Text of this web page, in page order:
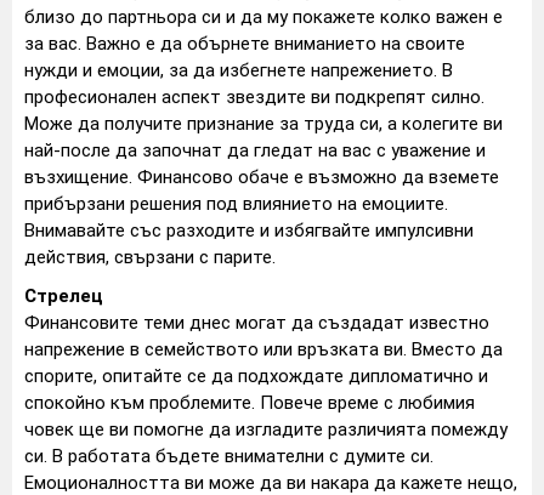
близо до партньора си и да му покажете колко важен е
за вас. Важно е да обърнете вниманието на своите
нужди и емоции, за да избегнете напрежението. В
професионален аспект звездите ви подкрепят силно.
Може да получите признание за труда си, а колегите ви
най-после да започнат да гледат на вас с уважение и
възхищение. Финансово обаче е възможно да вземете
прибързани решения под влиянието на емоциите.
Внимавайте със разходите и избягвайте импулсивни
действия, свързани с парите.
Стрелец
Финансовите теми днес могат да създадат известно
напрежение в семейството или връзката ви. Вместо да
спорите, опитайте се да подхождате дипломатично и
спокойно към проблемите. Повече време с любимия
човек ще ви помогне да изгладите различията помежду
си. В работата бъдете внимателни с думите си.
Емоционалността ви може да ви накара да кажете нещо,